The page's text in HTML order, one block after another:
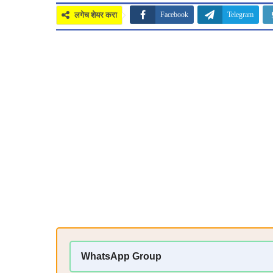
लगेच शेयर करा Facebook Telegram
WhatsApp Group